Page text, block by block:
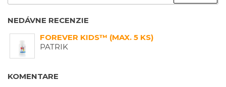
NEDÁVNE RECENZIE
FOREVER KIDS™ (MAX. 5 KS)
PATRIK
KOMENTARE